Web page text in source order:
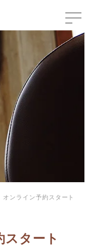
オンライン予約スタート
タート